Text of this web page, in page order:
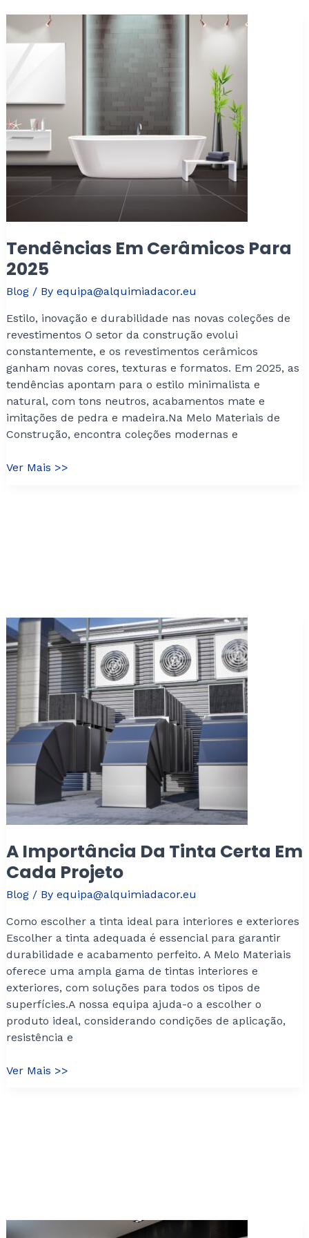
Tendências Em Cerâmicos Para
2025
Blog/ By equipa@alquimiadacor.eu
Estilo, inovação e durabilidade nas novas coleções de
revestimentos O setor da construção evolui
constantemente, e os revestimentos cerâmicos
ganham novas cores, texturas e formatos. Em 2025, as
tendências apontam para o estilo minimalista e
natural, com tons neutros, acabamentos mate e
imitações de pedra e madeira.Na Melo Materiais de
Construção, encontra coleções modernas e
Tendências
Ver Mais >>
A Importância Da Tinta Certa Em
Cada Projeto
Blog/ By equipa@alquimiadacor.eu
Como escolher a tinta ideal para interiores e exteriores
Escolher a tinta adequada é essencial para garantir
durabilidade e acabamento perfeito. A Melo Materiais
oferece uma ampla gama de tintas interiores e
exteriores, com soluções para todos os tipos de
superfícies.A nossa equipa ajuda-o a escolher o
produto ideal, considerando condições de aplicação,
resistência e
A
Ver Mais >>